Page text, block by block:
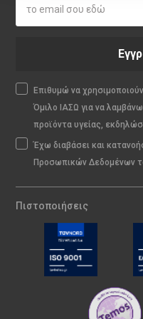
Επιθυμώ να
Όμιλο ΙΑΣΩ για να
προϊόντα υγείας,
Έχω διαβάσει και
Προσωπικών Δεδομένων
Πιστοποιήσεις